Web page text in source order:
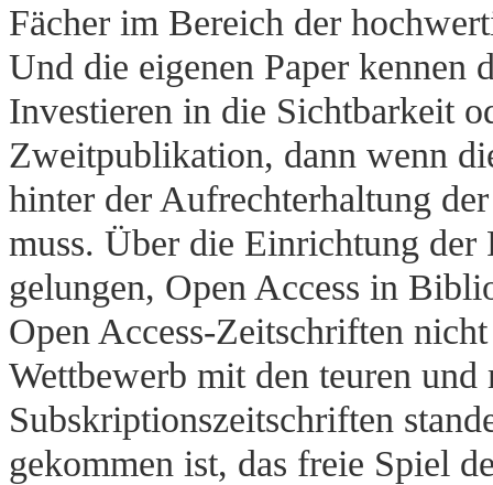
Fächer im Bereich der
Und die eigenen Paper kennen
Investieren in die Sichtbarkeit
Zweitpublikation, dann wenn
hinter der Aufrechterhaltung
muss. Über die Einrichtung
gelungen, Open Access in
Open Access-Zeitschriften
Wettbewerb mit den teuren
Subskriptionszeitschriften
gekommen ist, das freie Spiel